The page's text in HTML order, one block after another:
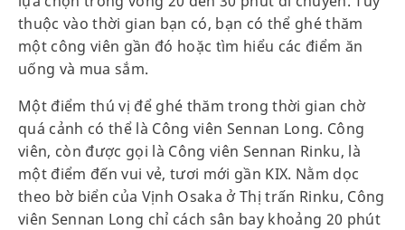
thuộc vào thời gian bạn có, bạn có thể ghé thăm
một công viên gần đó hoặc tìm hiểu các điểm ăn
uống và mua sắm.
Một điểm thú vị để ghé thăm trong thời gian chờ
quá cảnh có thể là Công viên Sennan Long. Công
viên, còn được gọi là Công viên Sennan Rinku, là
một điểm đến vui vẻ, tươi mới gần KIX. Nằm dọc
theo bờ biển của Vịnh Osaka ở Thị trấn Rinku, Công
viên Sennan Long chỉ cách sân bay khoảng 20 phút